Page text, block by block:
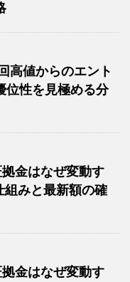
高値からのエント
位性を見極める分
金はなぜ変動す
組みと最新額の確
金はなぜ変動す